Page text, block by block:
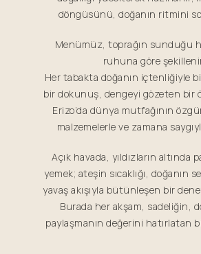
döngüsünü, doğanın ritmini
Menümüz, toprağın sunduğu
ruhuna göre
Her tabakta doğanın içtenliğiyle
bir dokunuş, dengeyi gözeten bir
Erizo’da dünya mutfağının
malzemelerle ve zamana
Açık havada, yıldızların altında
yemek; ateşin sıcaklığı, doğanın
yavaş akışıyla bütünleşen bir
Burada her akşam, sadeliğin,
paylaşmanın değerini hatırlatan